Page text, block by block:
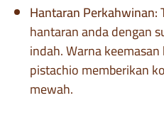
Hantaran Perkahwinan:
hantaran anda dengan
indah. Warna
pistachio memberikan
mewah.